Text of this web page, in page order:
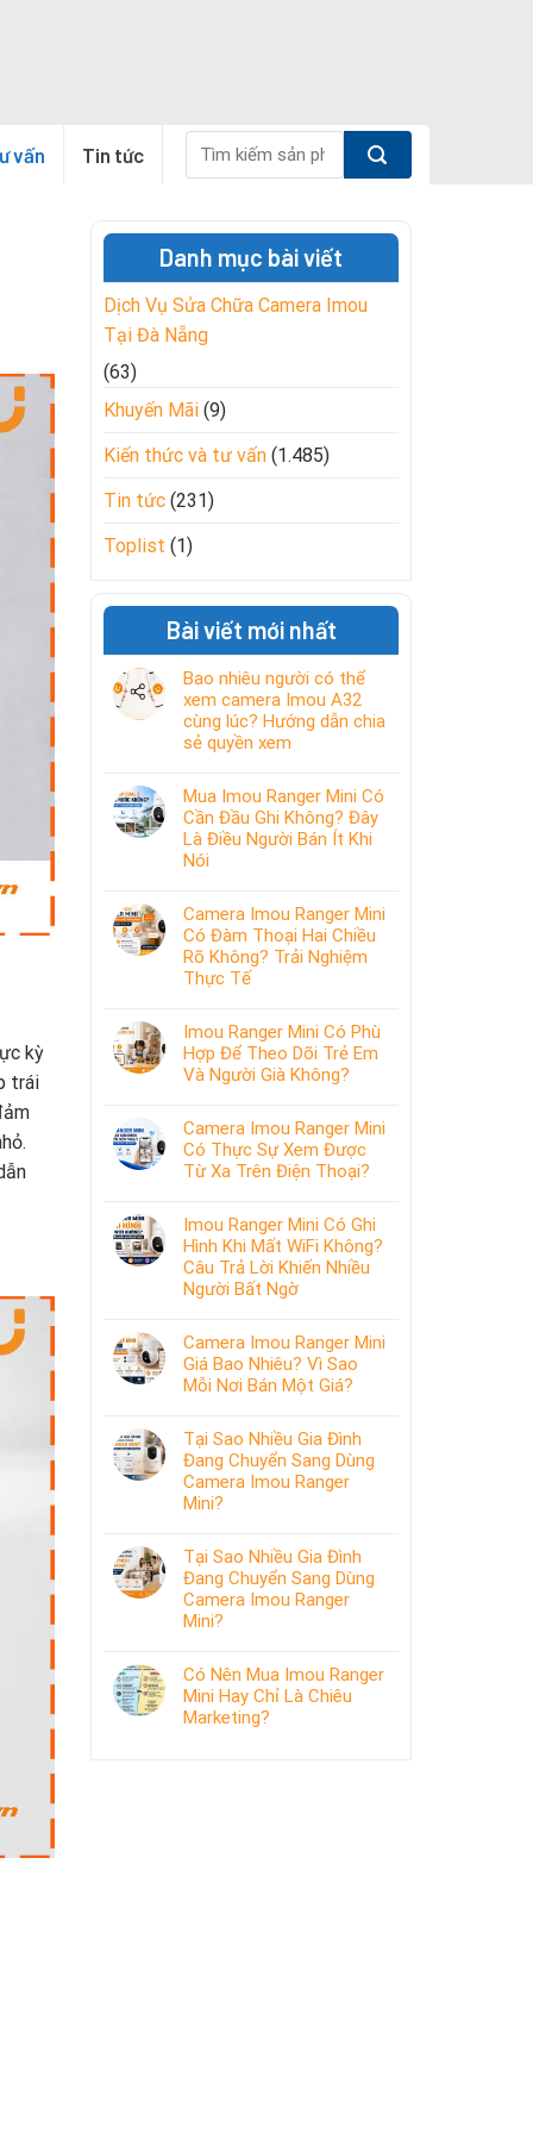
vấn Tin tức
kiếm:
kỳ
trái
Danh mục bài viết
Dịch Vụ Sửa Chữa Camera Imou
Tại Đà Nẵng
(63)
Khuyến Mãi (9)
Kiến thức và tư vấn (1.485)
Tin tức (231)
Toplist (1)
Bài viết mới nhất
Bao nhiêu người có thể
xem camera Imou A32
cùng lúc? Hướng dẫn chia
sẻ quyền xem
Mua Imou Ranger Mini Có
Cần Đầu Ghi Không? Đây
Là Điều Người Bán Ít Khi
Nói
Camera Imou Ranger Mini
Có Đàm Thoại Hai Chiều
Rõ Không? Trải Nghiệm
Thực Tế
Imou Ranger Mini Có Phù
Hợp Để Theo Dõi Trẻ Em
Và Người Già Không?
Camera Imou Ranger Mini
Có Thực Sự Xem Được
Từ Xa Trên Điện Thoại?
Imou Ranger Mini Có Ghi
Hình Khi Mất WiFi Không?
Câu Trả Lời Khiến Nhiều
Người Bất Ngờ
Camera Imou Ranger Mini
Giá Bao Nhiêu? Vì Sao
Mỗi Nơi Bán Một Giá?
Tại Sao Nhiều Gia Đình
Đang Chuyển Sang Dùng
Camera Imou Ranger
Mini?
Tại Sao Nhiều Gia Đình
Đang Chuyển Sang Dùng
Camera Imou Ranger
Mini?
Có Nên Mua Imou Ranger
Mini Hay Chỉ Là Chiêu
Marketing?